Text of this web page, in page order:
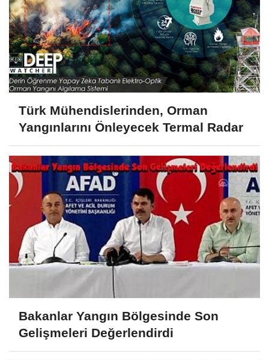
Türk Mühendislerinden, Orman
Yangınlarını Önleyecek Termal Radar
Bakanlar Yangın Bölgesinde Son
Gelişmeleri Değerlendirdi